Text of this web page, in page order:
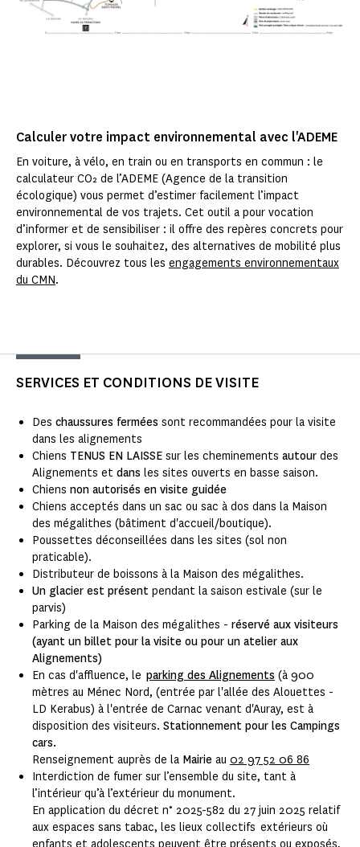
Calculer votre impact environnemental avec l'ADEME
En voiture, à vélo, en train ou en transports en commun : le
calculateur CO₂ de l’ADEME (Agence de la transition
écologique) vous permet d’estimer facilement l’impact
environnemental de vos trajets. Cet outil a pour vocation
d’informer et de sensibiliser : il offre des repères concrets pour
explorer, si vous le souhaitez, des alternatives de mobilité plus
durables. Découvrez tous les engagements environnementaux
du CMN.
SERVICES ET CONDITIONS DE VISITE
Des chaussures fermées sont recommandées pour la visite
dans les alignements
Chiens TENUS EN LAISSE sur les cheminements autour des
Alignements et dans les sites ouverts en basse saison.
Chiens non autorisés en visite guidée
Chiens acceptés dans un sac ou sac à dos dans la Maison
des mégalithes (bâtiment d'accueil/boutique).
Poussettes déconseillées dans les sites (sol non
praticable).
Distributeur de boissons à la Maison des mégalithes.
Un glacier est présent pendant la saison estivale (sur le
parvis)
Parking de la Maison des mégalithes - réservé aux visiteurs
(ayant un billet pour la visite ou pour un atelier aux
Alignements)
En cas d'affluence, le parking des Alignements (à 900
mètres au Ménec Nord, (entrée par l'allée des Alouettes -
LD Kerabus) à l'entrée de Carnac venant d'Auray, est à
disposition des visiteurs. Stationnement pour les Campings
cars.
Renseignement auprès de la Mairie au 02 97 52 06 86
Interdiction de fumer sur l’ensemble du site, tant à
l’intérieur qu’à l’extérieur du monument.
En application du décret n° 2025-582 du 27 juin 2025 relatif
aux espaces sans tabac, les lieux collectifs extérieurs où